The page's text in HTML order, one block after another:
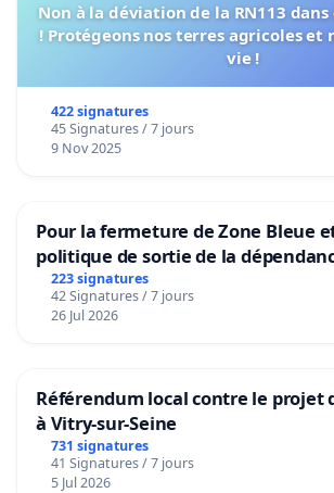
Non à la déviation de la RN113
! Protégeons nos terres agricoles et
vie !
422 signatures
45 Signatures / 7 jours
9 Nov 2025
Pour la fermeture de Zone Bleue
politique de sortie de la
223 signatures
42 Signatures / 7 jours
26 Jul 2026
Référendum local contre le projet
à Vitry-sur-Seine
731 signatures
41 Signatures / 7 jours
5 Jul 2026